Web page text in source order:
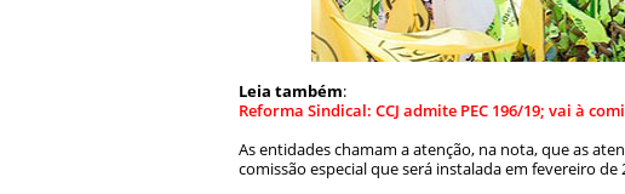
Leia também:
Reforma Sindical: CCJ admite PEC 196/19; vai à
As entidades chamam a atenção, na nota, que as
comissão especial que será instalada em fevereiro de